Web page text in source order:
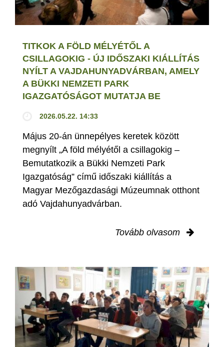
TITKOK A FÖLD MÉLYÉTŐL A
CSILLAGOKIG - ÚJ IDŐSZAKI KIÁLLÍTÁS
NYÍLT A VAJDAHUNYADVÁRBAN, AMELY
A BÜKKI NEMZETI PARK
IGAZGATÓSÁGOT MUTATJA BE
2026.05.22. 14:33
Május 20-án ünnepélyes keretek között
megnyílt „A föld mélyétől a csillagokig –
Bemutatkozik a Bükki Nemzeti Park
Igazgatóság” című időszaki kiállítás a
Magyar Mezőgazdasági Múzeumnak otthont
adó Vajdahunyadvárban.
Tovább olvasom